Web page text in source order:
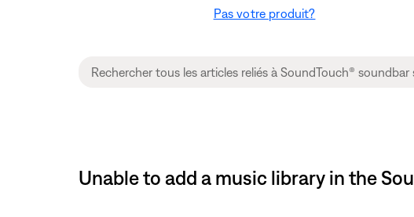
Pas votre produit?
Unable to add a music library in the